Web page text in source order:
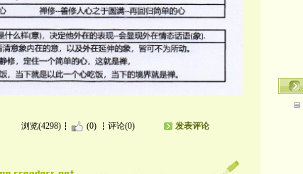
浏览(4298) (0) 评论(0) 发表评论